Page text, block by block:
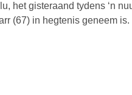
het gisteraand tydens ‘n
(67) in hegtenis geneem is.